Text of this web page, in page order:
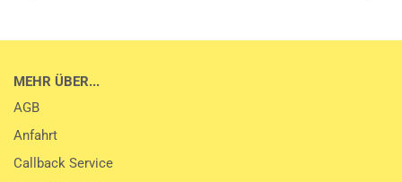
MEHR ÜBER...
AGB
Anfahrt
Callback Service